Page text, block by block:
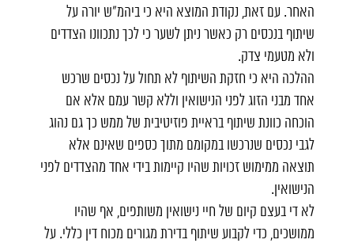
האחר. עם זאת, נקודת המוצא היא כי ביהמ"ש יורה על
שיתוף בנכסים רק כאשר ניתן לשער כי לכך נתכוונו הצדדים
ולא מטעמי צדק.
ההלכה היא כי חזקת השיתוף לא תחול על נכסים שרכש
אחד מבני הזוג לפני הנישואין וללא קשר עמם אלא אם
הוכחה כוונת שיתוף בראיית פוזיטיבית של ממש כך גם נהוג
לגבי נכסים שנרכשו במקומם מתוך כספים שאינם אלא
תוצאה ממימוש זכויות שהיו קיימות בידי אחד מהצדדים לפני
הנישואין.
לא די בעצם קיום של חיי נישואין משותפים, אף שהיו
ממושכים, כדי לקבוע שיתוף בדירת מגורים מכוח דין כללי. על